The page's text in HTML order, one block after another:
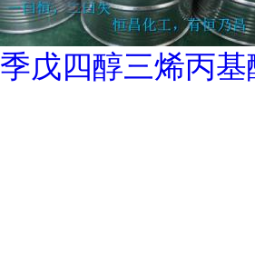
季戊四醇三烯丙基